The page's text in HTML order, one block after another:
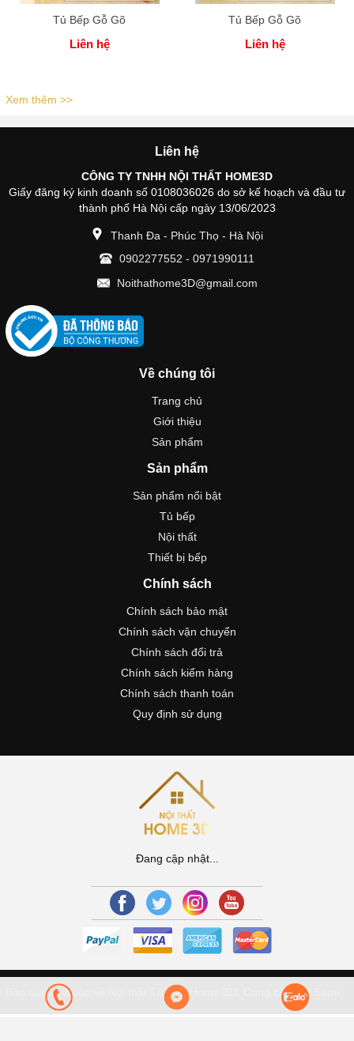
Tủ Bếp Gỗ Gõ
Liên hệ
Tủ Bếp Gỗ Gõ
Liên hệ
Xem thêm >>
Liên hệ
CÔNG TY TNHH NỘI THẤT HOME3D
Giấy đăng ký kinh doanh số 0108036026 do sở kế hoạch và đầu tư
thành phố Hà Nội cấp ngày 13/06/2023
Thanh Đa - Phúc Thọ - Hà Nội
0902277552 - 0971990111
Noithathome3D@gmail.com
Về chúng tôi
Trang chủ
Giới thiệu
Sản phẩm
Sản phẩm
Sản phẩm nổi bật
Tủ bếp
Nội thất
Thiết bị bếp
Chính sách
Chính sách bảo mật
Chính sách vận chuyển
Chính sách đổi trả
Chính sách kiểm hàng
Chính sách thanh toán
Quy định sử dụng
Đang cập nhật...
Bản quyền thuộc về Nội thất Tủ Bếp Home 3D. Cung cấp bởi Sapo